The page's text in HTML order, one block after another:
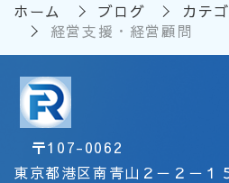
ホーム ブログ
カテ
経営支援・経営顧問
〒107-0062
東京都港区南青山２－２－１